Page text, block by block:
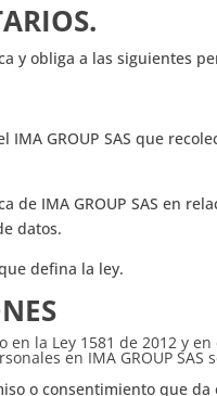
y obliga a las siguientes
GROUP SAS que
de IMA GROUP SAS en
datos.
defina la ley.
en la Ley 1581 de 2012 y
en IMA GROUP
o consentimiento que